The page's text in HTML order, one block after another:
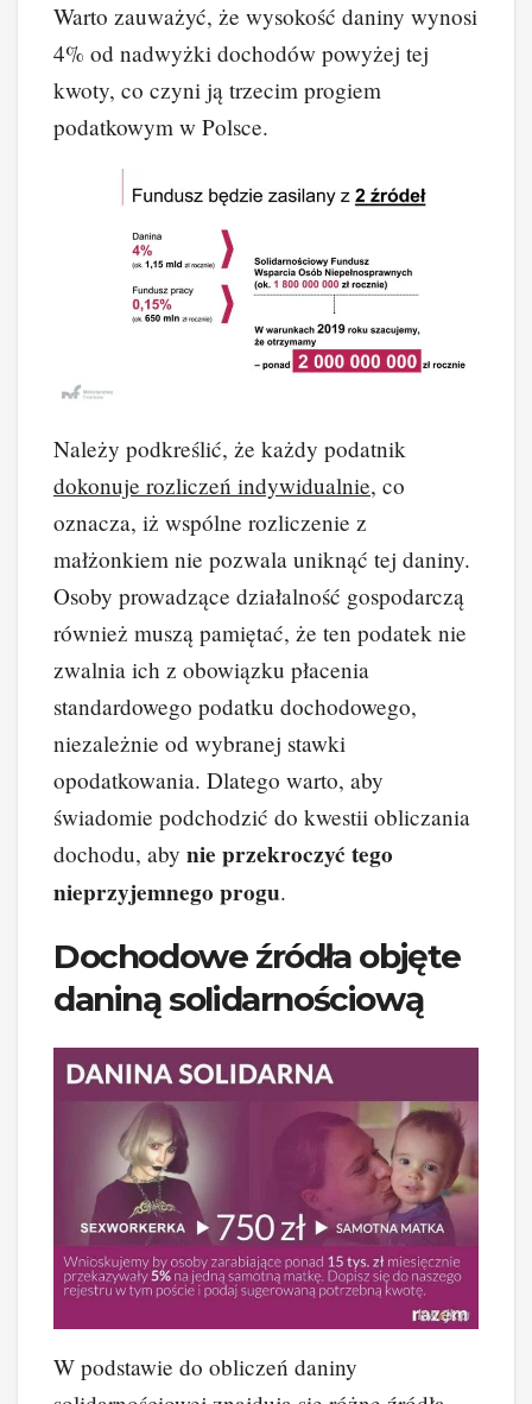
Warto zauważyć, że wysokość daniny wynosi
4% od nadwyżki dochodów powyżej tej
kwoty, co czyni ją trzecim progiem
podatkowym w Polsce.
Należy podkreślić, że każdy podatnik
dokonuje rozliczeń indywidualnie, co
oznacza, iż wspólne rozliczenie z
małżonkiem nie pozwala uniknąć tej daniny.
Osoby prowadzące działalność gospodarczą
również muszą pamiętać, że ten podatek nie
zwalnia ich z obowiązku płacenia
standardowego podatku dochodowego,
niezależnie od wybranej stawki
opodatkowania. Dlatego warto, aby
świadomie podchodzić do kwestii obliczania
dochodu, aby nie przekroczyć tego
nieprzyjemnego progu.
Dochodowe źródła objęte
daniną solidarnościową
W podstawie do obliczeń daniny